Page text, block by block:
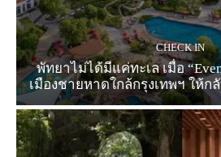
CHECK IN
พัทยาไม่ได้มีแค่ทะเล เมื่อ
เมืองชายหาดใกล้กรุงเทพฯ ให้ก